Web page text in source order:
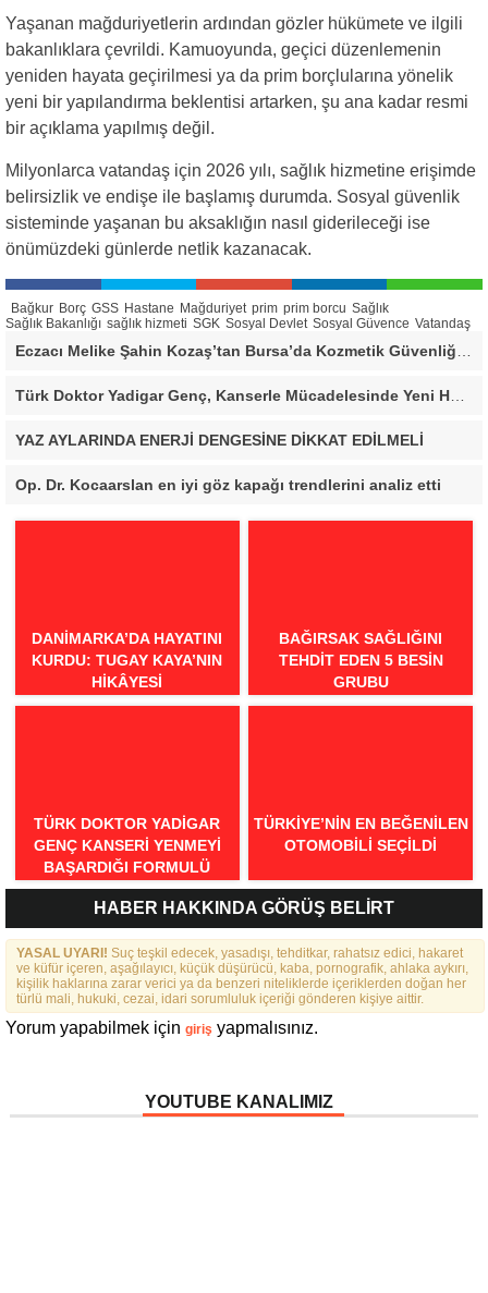
Yaşanan mağduriyetlerin ardından gözler hükümete ve ilgili
bakanlıklara çevrildi. Kamuoyunda, geçici düzenlemenin
yeniden hayata geçirilmesi ya da prim borçlularına yönelik
yeni bir yapılandırma beklentisi artarken, şu ana kadar resmi
bir açıklama yapılmış değil.
Milyonlarca vatandaş için 2026 yılı, sağlık hizmetine erişimde
belirsizlik ve endişe ile başlamış durumda. Sosyal güvenlik
sisteminde yaşanan bu aksaklığın nasıl giderileceği ise
önümüzdeki günlerde netlik kazanacak.
Bağkur Borç GSS Hastane Mağduriyet prim prim borcu Sağlık
Sağlık Bakanlığı sağlık hizmeti SGK Sosyal Devlet Sosyal Güvence Vatandaş
Türk Doktor Yadigar Genç, Kanserle Mücadelesinde Yeni Hedef Kanser Kök Hücreleri
YAZ AYLARINDA ENERJİ DENGESİNE DİKKAT EDİLMELİ
Op. Dr. Kocaarslan en iyi göz kapağı trendlerini analiz etti
DANIMARKA’DA HAYATINI
KURDU: TUGAY KAYA’NIN
HIKÂYESI
BAĞIRSAK SAĞLIĞINI
TEHDIT EDEN 5 BESIN
GRUBU
TÜRK DOKTOR YADIGAR
GENÇ KANSERI YENMEYI
BAŞARDIĞI FORMULÜ
AÇIKLADI
TÜRKIYE’NIN EN BEĞENILEN
OTOMOBILI SEÇILDI
HABER HAKKINDA GÖRÜŞ BELİRT
YASAL UYARI! Suç teşkil edecek, yasadışı, tehditkar, rahatsız edici, hakaret
ve küfür içeren, aşağılayıcı, küçük düşürücü, kaba, pornografik, ahlaka aykırı,
kişilik haklarına zarar verici ya da benzeri niteliklerde içeriklerden doğan her
türlü mali, hukuki, cezai, idari sorumluluk içeriği gönderen kişiye aittir.
Yorum yapabilmek için giriş yapmalısınız.
YOUTUBE KANALIMIZ